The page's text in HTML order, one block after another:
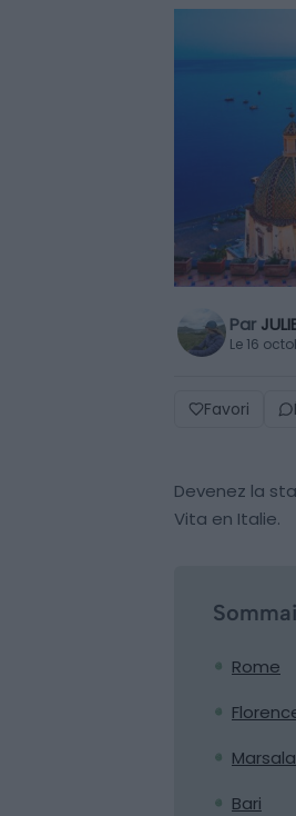
Par
Le 16
Favori
Devenez la
Vita en Italie.
Rome
Marsala
Bari